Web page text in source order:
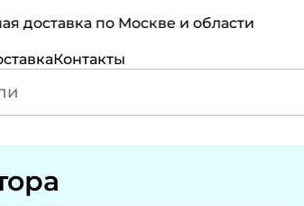
по Москве и области
Контакты